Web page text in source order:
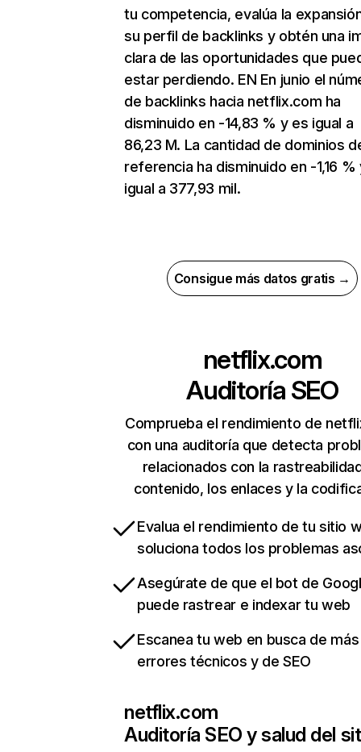
tu competencia, evalúa la
su perfil de backlinks y obtén una
clara de las oportunidades que
estar perdiendo. EN En junio el
de backlinks hacia netflix.com ha
disminuido en -14,83 % y es igual a
86,23 M. La cantidad de dominios
referencia ha disminuido en -1,16 %
igual a 377,93 mil.
Consigue más datos gratis →
netflix.com
Auditoría SEO
Comprueba el rendimiento de
con una auditoría que detecta
relacionados con la
contenido, los enlaces y la
Evalua el rendimiento de tu sitio
soluciona todos los problemas
Asegúrate de que el bot de
puede rastrear e indexar tu web
Escanea tu web en busca de
errores técnicos y de SEO
netflix.com
Auditoría SEO y salud del